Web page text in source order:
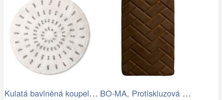
Kulatá bavlněná koupelnová předložka… BO-MA, Protiskluzová koupelnová…